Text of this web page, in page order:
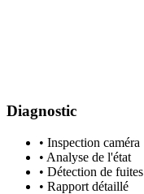
Diagnostic
• Inspection caméra
• Analyse de l'état
• Détection de fuites
• Rapport détaillé